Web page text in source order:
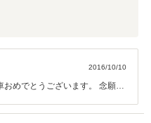
2016/10/10
めでとうございます。 念願の
お困りの際は、すぐご連絡くだ